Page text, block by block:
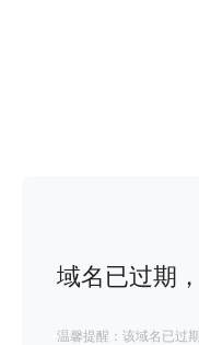
域名已过期
温馨提醒：该域名已过